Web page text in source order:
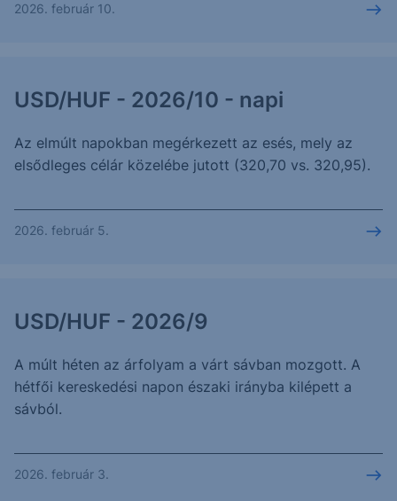
2026. február 10.
USD/HUF - 2026/10 - napi
Az elmúlt napokban megérkezett az esés, mely az
elsődleges célár közelébe jutott (320,70 vs. 320,95).
2026. február 5.
USD/HUF - 2026/9
A múlt héten az árfolyam a várt sávban mozgott. A
hétfői kereskedési napon északi irányba kilépett a
sávból.
2026. február 3.